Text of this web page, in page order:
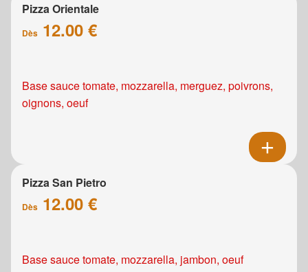
Pizza Orientale
Dès 12.00 €
Base sauce tomate, mozzarella, merguez, poivrons,
oignons, oeuf
Pizza San Pietro
Dès 12.00 €
Base sauce tomate, mozzarella, jambon, oeuf